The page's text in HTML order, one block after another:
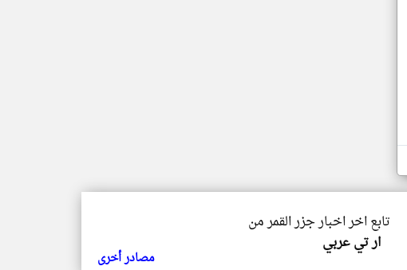
تابع اخر اخبار جزر القمر من
ار تي عربي
مصادر أخرى